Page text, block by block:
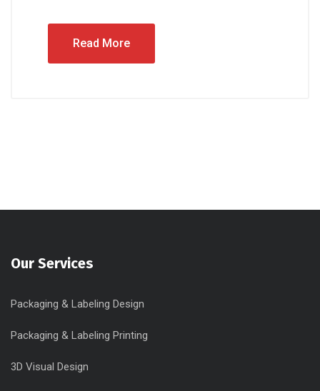
Read More
Our Services
Packaging & Labeling Design
Packaging & Labeling Printing
3D Visual Design